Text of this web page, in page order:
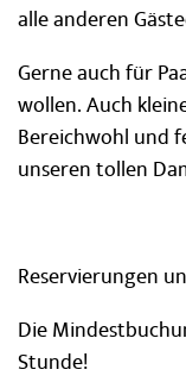
alle anderen
Gerne auch für
wollen. Auch
Bereichwohl und
unseren tollen
Reservierungen
Die
Stunde!